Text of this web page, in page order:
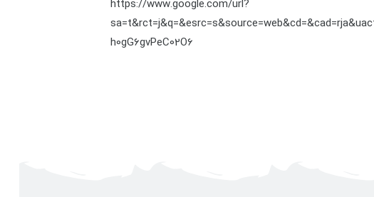
https://www.google.com/url?
h0gG6gvPeC02O6